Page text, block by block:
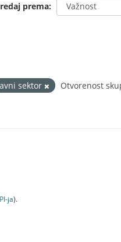
prema
sektor
Otvorenost
jа).